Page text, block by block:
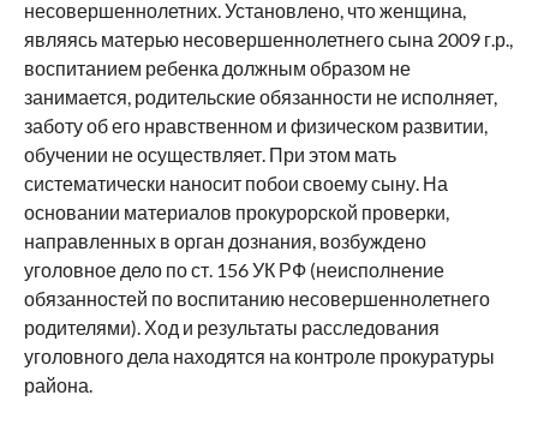
несовершеннолетних. Установлено, что женщина,
являясь матерью несовершеннолетнего сына 2009 г.р.,
воспитанием ребенка должным образом не
занимается, родительские обязанности не исполняет,
заботу об его нравственном и физическом развитии,
обучении не осуществляет. При этом мать
систематически наносит побои своему сыну. На
основании материалов прокурорской проверки,
направленных в орган дознания, возбуждено
уголовное дело по ст. 156 УК РФ (неисполнение
обязанностей по воспитанию несовершеннолетнего
родителями). Ход и результаты расследования
уголовного дела находятся на контроле прокуратуры
района.